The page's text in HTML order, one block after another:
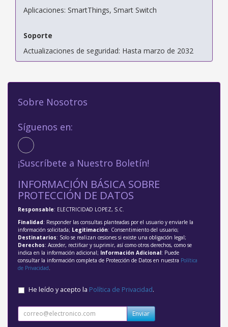
Aplicaciones: SmartThings, Smart Switch
Soporte
Actualizaciones de seguridad: Hasta marzo de 2032
Sobre Nosotros
Síguenos en:
¡Suscríbete a Nuestro Boletín!
INFORMACIÓN BÁSICA SOBRE
PROTECCIÓN DE DATOS
Responsable: ELECTRICIDAD LOPEZ, S.C.
Finalidad: Responder las consultas planteadas por el usuario y enviarle la
información solicitada; Legitimación: Consentimiento del usuario;
Destinatarios: Solo se realizan cesiones si existe una obligación legal;
Derechos: Acceder, rectificar y suprimir, así como otros derechos, como se
indica en la información adicional; Información Adicional: Puede
consultar la información completa de Protección de Datos en nuestra Política
de Privacidad
He leído y acepto la Política de Privacidad.
Enviar